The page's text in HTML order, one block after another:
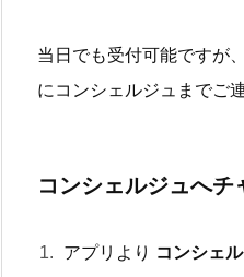
当日でも受付可能ですが
にコンシェルジュまでご
コンシェルジュへチ
アプリより コンシェ